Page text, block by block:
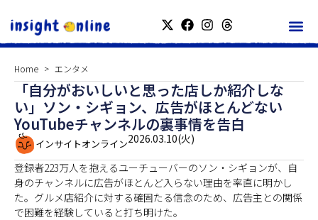
Home エンタメ
「自分がおいしいと思った店しか紹介しな
い」ソン・シギョン、広告がほとんどない
YouTubeチャンネルの裏事情を告白
インサイトオンライン2026.03.10(火)
登録者223万人を抱えるユーチューバーのソン・シギョンが、自
身のチャンネルに広告がほとんど入らない理由を率直に明かし
た。グルメ店紹介に対する確固たる信念のため、広告主との関係
で困難を経験していると打ち明けた。